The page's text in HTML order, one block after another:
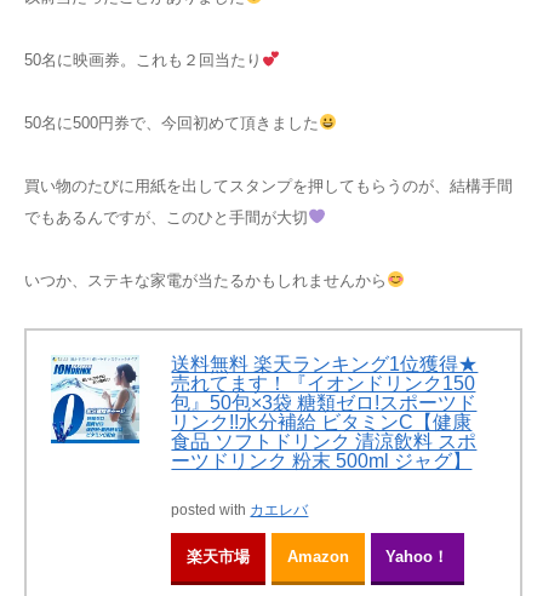
50名に映画券。これも２回当たり
50名に500円券で、今回初めて頂きました
買い物のたびに用紙を出してスタンプを押してもらうのが、結構手間
でもあるんですが、このひと手間が大切
いつか、ステキな家電が当たるかもしれませんから
送料無料 楽天ランキング1位獲得★
売れてます！『イオンドリンク150
包』50包×3袋 糖類ゼロ!スポーツド
リンク!!水分補給 ビタミンC【健康
食品 ソフトドリンク 清涼飲料 スポ
ーツドリンク 粉末 500ml ジャグ】
posted with カエレバ
楽天市場 Amazon Yahoo！